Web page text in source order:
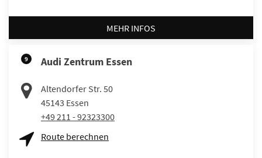
MEHR INFOS
9 Audi Zentrum Essen
Altendorfer Str. 50
45143 Essen
+49 211 - 92323300
Route berechnen